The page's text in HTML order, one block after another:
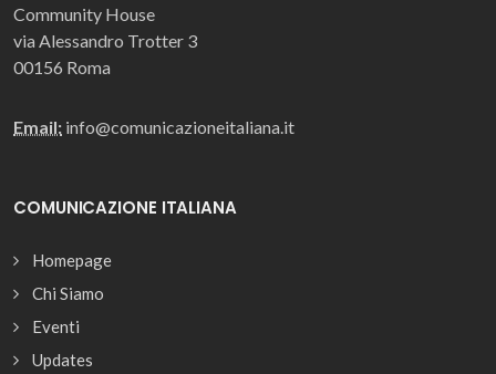
Community House
via Alessandro Trotter 3
00156 Roma
Email: info@comunicazioneitaliana.it
COMUNICAZIONE ITALIANA
Homepage
Chi Siamo
Eventi
Updates